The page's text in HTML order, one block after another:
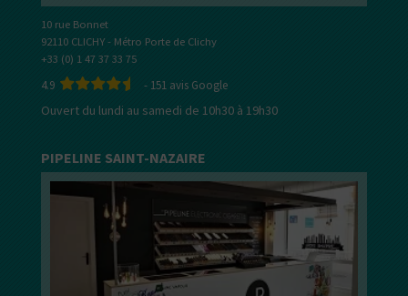
10 rue Bonnet
92110 CLICHY - Métro Porte de Clichy
+33 (0) 1 47 37 33 75
4.9 - 151 avis Google
Ouvert du lundi au samedi de 10h30 à 19h30
PIPELINE SAINT-NAZAIRE